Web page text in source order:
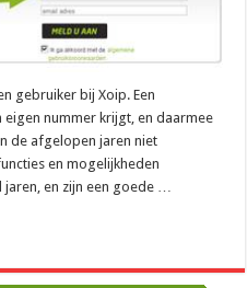
gebruiker bij Xoip. Een
nummer krijgt, en daarmee
de afgelopen jaren niet
en mogelijkheden
en zijn een goede …